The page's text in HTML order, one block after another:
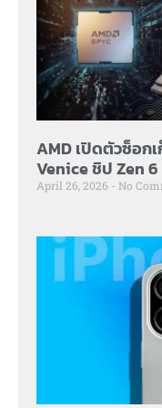
AMD เปิดตัวซ็อกเ
Venice ชิป Zen 6
April 26, 2026 No